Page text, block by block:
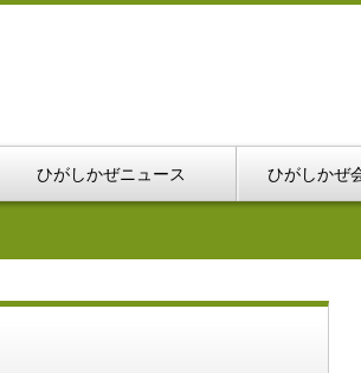
ひがしかぜニュース ひがしかぜ